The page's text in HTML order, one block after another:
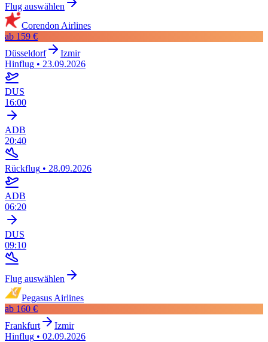
Flug auswählen
Corendon Airlines
ab 159 €
Düsseldorf
Izmir
Hinflug • 23.09.2026
DUS
16:00
ADB
20:40
Rückflug • 28.09.2026
ADB
06:20
DUS
09:10
Flug auswählen
Pegasus Airlines
ab 160 €
Frankfurt
Izmir
Hinflug • 02.09.2026